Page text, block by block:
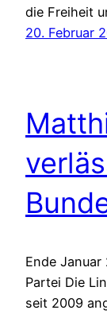
die Freiheit
20. Februar
Ende
Partei Die
seit 2009